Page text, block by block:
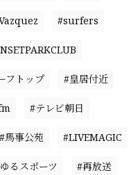
#surfers
フトップ #皇居付近
#テレビ朝日
#馬事公苑 #LIVEMAGIC
るスポーツ #再放送